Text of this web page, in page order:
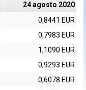
24 agosto 2020
0,8441 EUR
0,7983 EUR
1,1090 EUR
0,9293 EUR
0,6078 EUR